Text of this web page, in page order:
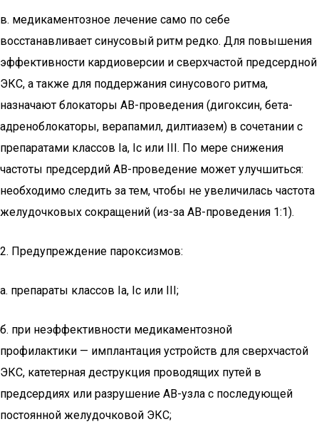
в. медикаментозное лечение само по себе
восстанавливает синусовый ритм редко. Для повышения
эффективности кардиоверсии и сверхчастой предсердной
ЭКС, а также для поддержания синусового ритма,
назначают блокаторы АВ-проведения (дигоксин, бета-
адреноблокаторы, верапамил, дилтиазем) в сочетании с
препаратами классов Ia, Ic или III. По мере снижения
частоты предсердий АВ-проведение может улучшиться:
необходимо следить за тем, чтобы не увеличилась частота
желудочковых сокращений (из-за АВ-проведения 1:1).
2. Предупреждение пароксизмов:
а. препараты классов Ia, Ic или III;
б. при неэффективности медикаментозной
профилактики — имплантация устройств для сверхчастой
ЭКС, катетерная деструкция проводящих путей в
предсердиях или разрушение АВ-узла с последующей
постоянной желудочковой ЭКС;